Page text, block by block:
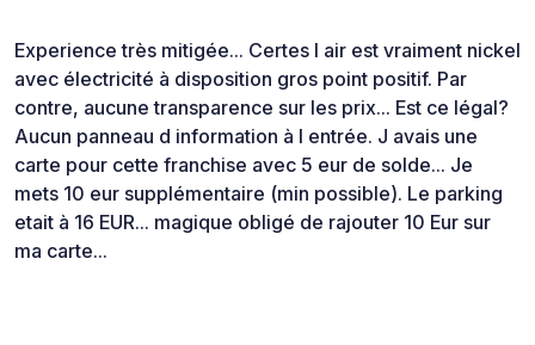
Experience très mitigée... Certes l air est vraiment nickel
avec électricité à disposition gros point positif. Par
contre, aucune transparence sur les prix... Est ce légal?
Aucun panneau d information à l entrée. J avais une
carte pour cette franchise avec 5 eur de solde... Je
mets 10 eur supplémentaire (min possible). Le parking
etait à 16 EUR... magique obligé de rajouter 10 Eur sur
ma carte...